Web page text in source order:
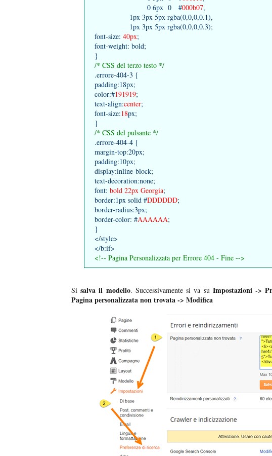
0 6px 0 #000b07,
1px 3px 5px rgba(0,0,0,0.1),
1px 3px 5px rgba(0,0,0,0.3);
font-size: 40px;
font-weight: bold;
}
/* CSS del terzo testo */
.errore-404-3 {
padding:18px;
color:#191919;
text-align:center;
font-size:18px;
}
/* CSS del pulsante */
.errore-404-4 {
margin-top:20px;
padding:10px;
display:inline-block;
text-decoration:none;
font: bold 22px Georgia;
border:1px solid #DDDDDD;
border-radius:3px;
border-color: #AAAAAA;
}
</style>
</b:if>
<!-- Pagina Personalizzata per Errore 404 - Fine -->
Sisalva il modello. Successivamente si va su Impostazioni ->
Pagina personalizzata non trovata -> Modifica